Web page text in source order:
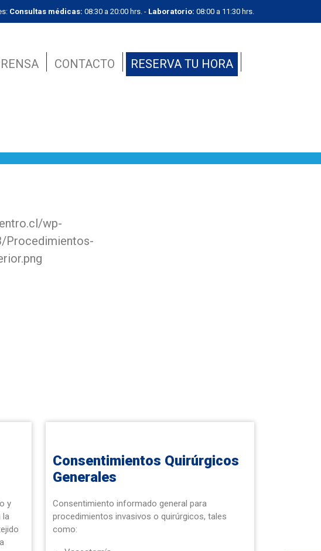
Consultas médicas: 08:30 a 20:00 hrs. - Laboratorio: 08:00 a 11:30 hrs.
CONTACTO RESERVA TU HORA
y
la
Consentimientos Quirúrgicos
Generales
Consentimiento informado general para
procedimientos invasivos o quirúrgicos, tales
como: